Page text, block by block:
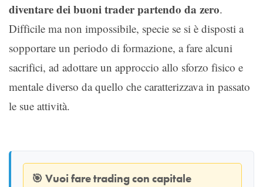
diventare dei buoni trader partendo da zero.
Difficile ma non impossibile, specie se si è disposti a
sopportare un periodo di formazione, a fare alcuni
sacrifici, ad adottare un approccio allo sforzo fisico e
mentale diverso da quello che caratterizzava in passato
le sue attività.
🎯 Vuoi fare trading con capitale